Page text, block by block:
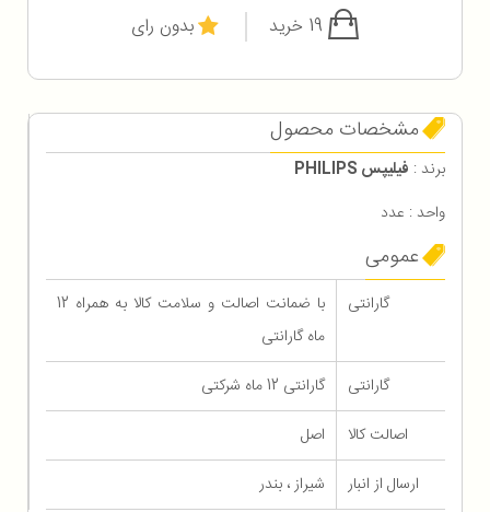
بدون رای
مشخصات محصول
برند : فیلیپس PHILIPS
واحد : عدد
عمومی
گارانتی
با ضمانت اصالت و سلامت کالا به همراه 12
ماه گارانتی
گارانتی
گارانتی 12 ماه شرکتی
اصالت کالا
اصل
ارسال از انبار
شیراز ، بندر